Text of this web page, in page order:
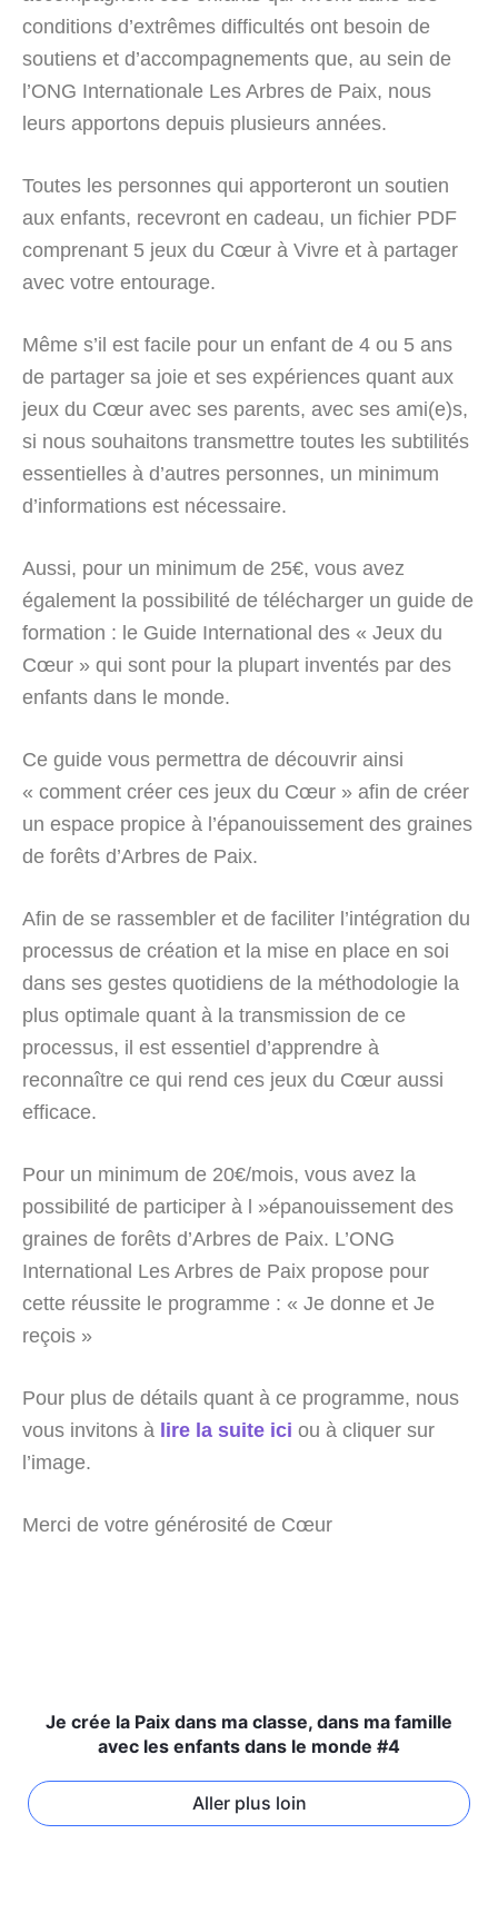
conditions d’extrêmes difficultés ont besoin de
soutiens et d’accompagnements que, au sein de
l’ONG Internationale Les Arbres de Paix, nous
leurs apportons depuis plusieurs années.
Toutes les personnes qui apporteront un soutien
aux enfants, recevront en cadeau, un fichier PDF
comprenant 5 jeux du Cœur à Vivre et à partager
avec votre entourage.
Même s’il est facile pour un enfant de 4 ou 5 ans
de partager sa joie et ses expériences quant aux
jeux du Cœur avec ses parents, avec ses ami(e)s,
si nous souhaitons transmettre toutes les subtilités
essentielles à d’autres personnes, un minimum
d’informations est nécessaire.
Aussi, pour un minimum de 25€, vous avez
également la possibilité de télécharger un guide de
formation : le Guide International des « Jeux du
Cœur » qui sont pour la plupart inventés par des
enfants dans le monde.
Ce guide vous permettra de découvrir ainsi
« comment créer ces jeux du Cœur » afin de créer
un espace propice à l’épanouissement des graines
de forêts d’Arbres de Paix.
Afin de se rassembler et de faciliter l’intégration du
processus de création et la mise en place en soi
dans ses gestes quotidiens de la méthodologie la
plus optimale quant à la transmission de ce
processus, il est essentiel d’apprendre à
reconnaître ce qui rend ces jeux du Cœur aussi
efficace.
Pour un minimum de 20€/mois, vous avez la
possibilité de participer à l »épanouissement des
graines de forêts d’Arbres de Paix. L’ONG
International Les Arbres de Paix propose pour
cette réussite le programme : « Je donne et Je
reçois »
Pour plus de détails quant à ce programme, nous
vous invitons à lire la suite ici ou à cliquer sur
l’image.
Merci de votre générosité de Cœur
Je crée la Paix dans ma classe, dans ma famille
avec les enfants dans le monde #4
Aller plus loin